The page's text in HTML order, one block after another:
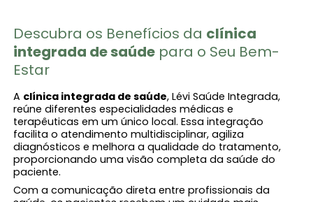
Descubra os Benefícios da clínica
integrada de saúde para o Seu Bem-
Estar
A clínica integrada de saúde, Lévi Saúde Integrada,
reúne diferentes especialidades médicas e
terapêuticas em um único local. Essa integração
facilita o atendimento multidisciplinar, agiliza
diagnósticos e melhora a qualidade do tratamento,
proporcionando uma visão completa da saúde do
paciente.
Com a comunicação direta entre profissionais da